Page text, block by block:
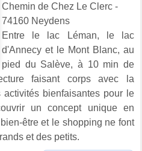
Chemin de Chez Le Clerc -
74160 Neydens
Entre le lac Léman, le lac
d'Annecy et le Mont Blanc, au
pied du Salève, à 10 min de
faisant corps avec la
activités bienfaisantes pour le
un concept unique en
être et le shopping ne font
et des petits.